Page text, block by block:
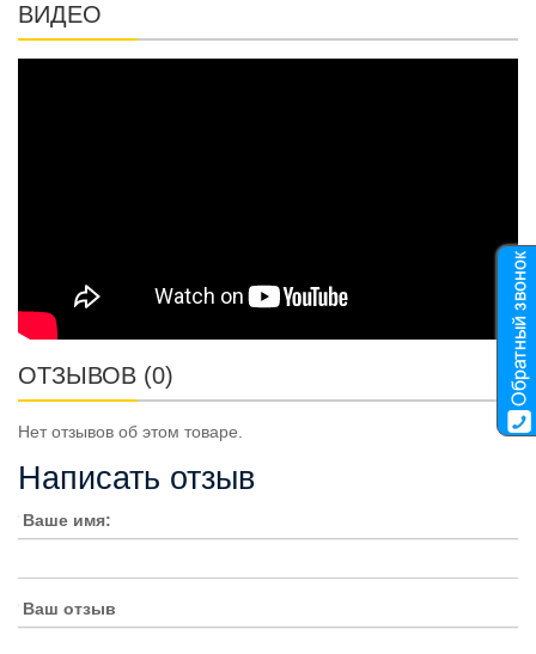
ВИДЕО
ОТЗЫВОВ (0)
Нет отзывов об этом товаре.
Написать отзыв
Ваше имя:
Ваш отзыв